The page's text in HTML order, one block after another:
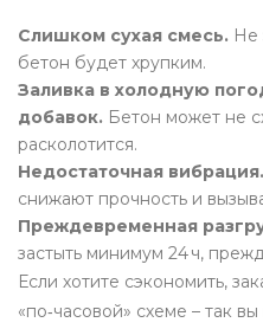
Слишком сухая смесь. Не
бетон будет хрупким.
Заливка в холодную
добавок. Бетон может не
расколотится.
Недостаточная вибрация.
снижают прочность и
Преждевременная
застыть минимум 24 ч,
Если хотите сэкономить,
«по‑часовой» схеме – так